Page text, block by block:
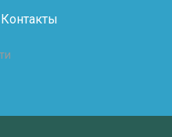
Контакты